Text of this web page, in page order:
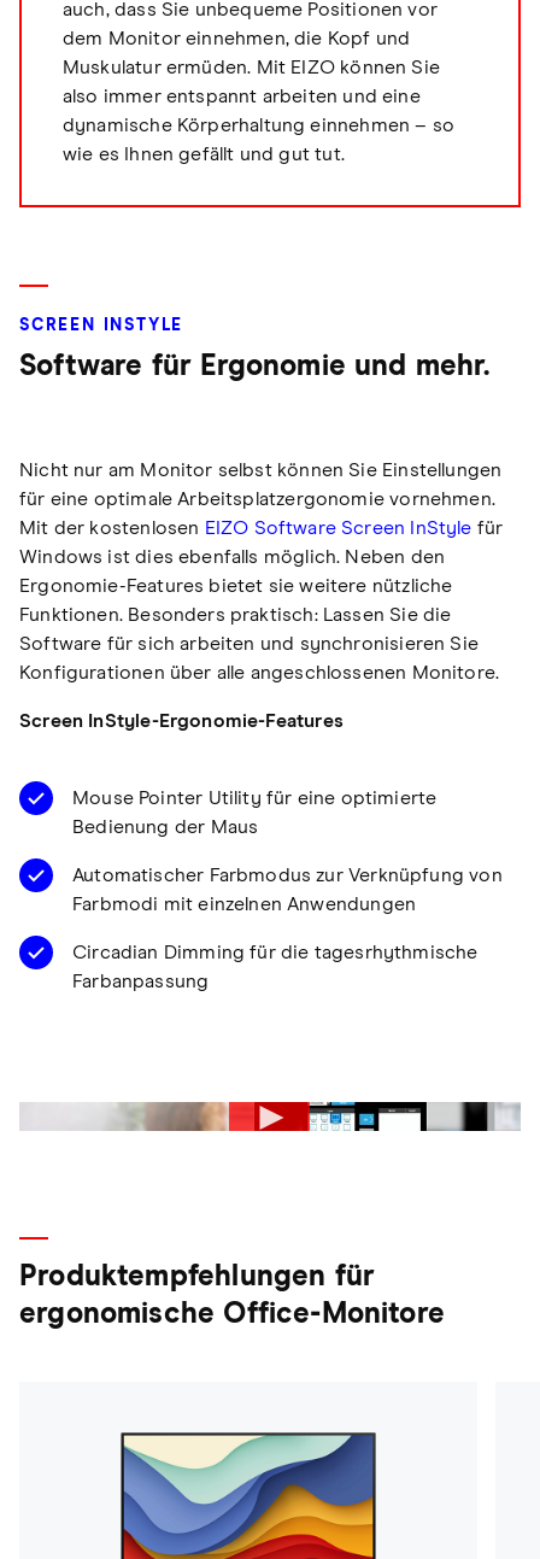
auch, dass Sie unbequeme Positionen vor
dem Monitor einnehmen, die Kopf und
Muskulatur ermüden. Mit EIZO können Sie
also immer entspannt arbeiten und eine
dynamische Körperhaltung einnehmen – so
wie es Ihnen gefällt und gut tut.
SCREEN INSTYLE
Software für Ergonomie und mehr.
Nicht nur am Monitor selbst können Sie Einstellungen
für eine optimale Arbeitsplatzergonomie vornehmen.
Mit der kostenlosen EIZO Software Screen InStyle für
Windows ist dies ebenfalls möglich. Neben den
Ergonomie-Features bietet sie weitere nützliche
Funktionen. Besonders praktisch: Lassen Sie die
Software für sich arbeiten und synchronisieren Sie
Konfigurationen über alle angeschlossenen Monitore.
Screen InStyle-Ergonomie-Features
Mouse Pointer Utility für eine optimierte
Bedienung der Maus
Automatischer Farbmodus zur Verknüpfung von
Farbmodi mit einzelnen Anwendungen
Circadian Dimming für die tagesrhythmische
Farbanpassung
Produktempfehlungen für
ergonomische Office-Monitore